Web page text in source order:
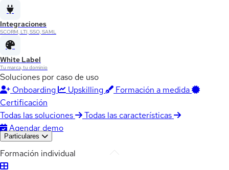
Integraciones
SCORM, LTI, SSO, SAML
White Label
Tu marca, tu dominio
Soluciones por caso de uso
Onboarding
Upskilling
Formación a medida
Certificación
Todas las soluciones
Todas las características
Agendar demo
Particulares
Formación individual